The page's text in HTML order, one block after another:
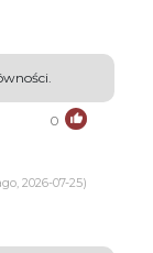
0
2026-07-25)